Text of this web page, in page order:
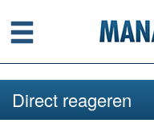
Menu
Direct reageren